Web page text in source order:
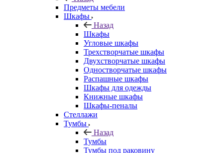
Предметы мебели
Шкафы
Назад
Шкафы
Угловые шкафы
Трехстворчатые шкафы
Двухстворчатые шкафы
Одностворчатые шкафы
Распашные шкафы
Шкафы для одежды
Книжные шкафы
Шкафы-пеналы
Стеллажи
Тумбы
Назад
Тумбы
Тумбы под раковину